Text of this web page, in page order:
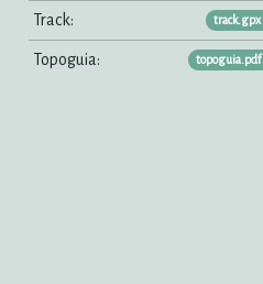
Track: track.gpx
Topoguia: topoguia.pdf